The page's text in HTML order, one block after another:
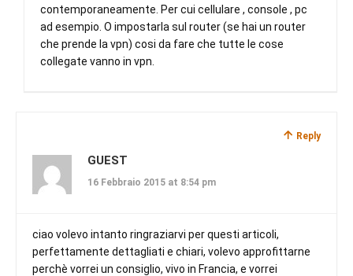
contemporaneamente. Per cui cellulare , console , pc
ad esempio. O impostarla sul router (se hai un router
che prende la vpn) cosi da fare che tutte le cose
collegate vanno in vpn.
Reply
GUEST
16 Febbraio 2015 at 8:54 pm
ciao volevo intanto ringraziarvi per questi articoli,
perfettamente dettagliati e chiari, volevo approfittarne
perchè vorrei un consiglio, vivo in Francia, e vorrei